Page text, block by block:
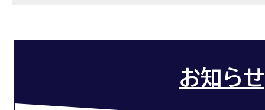
お知らせ